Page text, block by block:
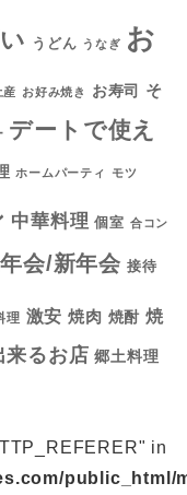
うどん うなぎ お
産 お好み焼き お寿司 そ
デートで使え
ホームパーティ モツ
中華料理 個室 合コン
会/新年会 接待
理 激安 焼肉 焼酎 焼
来るお店 郷土料理
in
public_html/